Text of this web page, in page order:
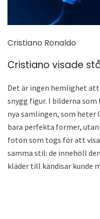
Cristiano Ronaldo
Cristiano visade
Det är ingen hemlighet att
snygg figur. I bilderna
nya samlingen, som heter
bara perfekta former,
foton som togs för att
samma stil: de innehöll
kläder till kändisar kunde